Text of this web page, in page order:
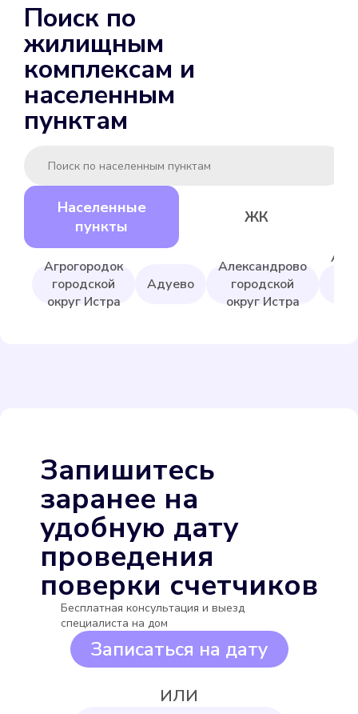
Выбрать
Gerrida СВК-15ГМИ-80
Выбрать
Itelma WFW20.D080
Подробнее
Выбрать
Поиск по
жилищным
комплексам и
населенным
пунктам
Населенные
пункты
ЖК
Агрогородок
городской
округ Истра
Адуево
Александрово
городской
округ Истра
Запишитесь
заранее на
удобную дату
проведения
поверки счетчиков
Бесплатная консультация и выезд
специалиста на дом
Записаться на дату
ИЛИ